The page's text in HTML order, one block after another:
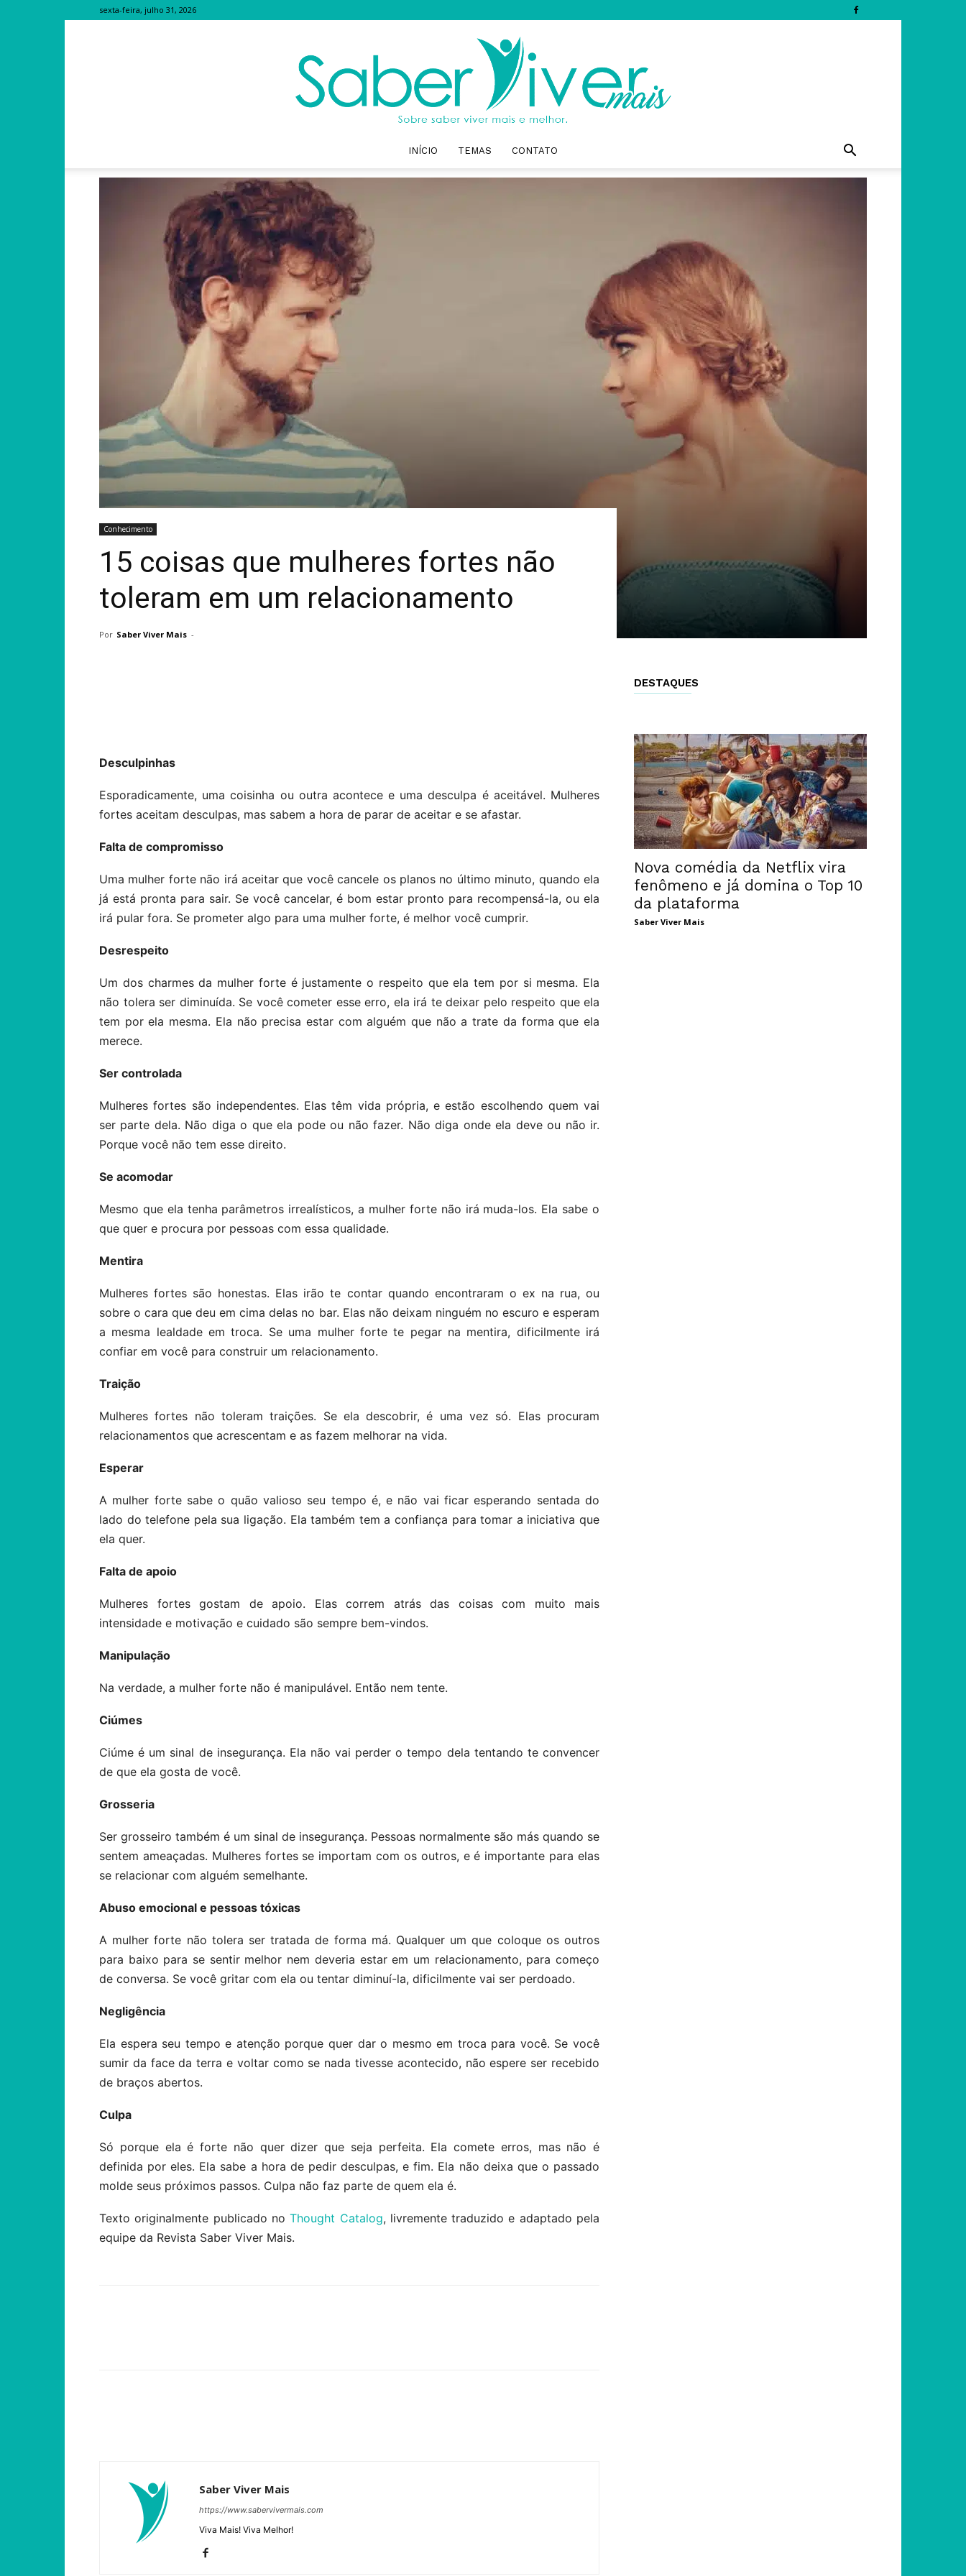
sexta-feira, julho 31, 2026
Saber
INÍCIO TEMAS CONTATO
Conhecimento
15 coisas que mulheres fortes não
toleram em um relacionamento
Por Saber Viver Mais -
Desculpinhas
Esporadicamente, uma coisinha ou outra acontece e uma desculpa é aceitável. Mulheres
fortes aceitam desculpas, mas sabem a hora de parar de aceitar e se afastar.
Falta de compromisso
Uma mulher forte não irá aceitar que você cancele os planos no último minuto, quando ela
já está pronta para sair. Se você cancelar, é bom estar pronto para recompensá-la, ou ela
irá pular fora. Se prometer algo para uma mulher forte, é melhor você cumprir.
Desrespeito
Um dos charmes da mulher forte é justamente o respeito que ela tem por si mesma. Ela
não tolera ser diminuída. Se você cometer esse erro, ela irá te deixar pelo respeito que ela
tem por ela mesma. Ela não precisa estar com alguém que não a trate da forma que ela
merece.
Ser controlada
Mulheres fortes são independentes. Elas têm vida própria, e estão escolhendo quem vai
ser parte dela. Não diga o que ela pode ou não fazer. Não diga onde ela deve ou não ir.
Porque você não tem esse direito.
Se acomodar
Mesmo que ela tenha parâmetros irrealísticos, a mulher forte não irá muda-los. Ela sabe o
que quer e procura por pessoas com essa qualidade.
Mentira
Mulheres fortes são honestas. Elas irão te contar quando encontraram o ex na rua, ou
sobre o cara que deu em cima delas no bar. Elas não deixam ninguém no escuro e esperam
a mesma lealdade em troca. Se uma mulher forte te pegar na mentira, dificilmente irá
confiar em você para construir um relacionamento.
Traição
Mulheres fortes não toleram traições. Se ela descobrir, é uma vez só. Elas procuram
relacionamentos que acrescentam e as fazem melhorar na vida.
Esperar
A mulher forte sabe o quão valioso seu tempo é, e não vai ficar esperando sentada do
lado do telefone pela sua ligação. Ela também tem a confiança para tomar a iniciativa que
ela quer.
Falta de apoio
Mulheres fortes gostam de apoio. Elas correm atrás das coisas com muito mais
intensidade e motivação e cuidado são sempre bem-vindos.
Manipulação
Na verdade, a mulher forte não é manipulável. Então nem tente.
Ciúmes
Ciúme é um sinal de insegurança. Ela não vai perder o tempo dela tentando te convencer
de que ela gosta de você.
Grosseria
Ser grosseiro também é um sinal de insegurança. Pessoas normalmente são más quando se
sentem ameaçadas. Mulheres fortes se importam com os outros, e é importante para elas
se relacionar com alguém semelhante.
Abuso emocional e pessoas tóxicas
A mulher forte não tolera ser tratada de forma má. Qualquer um que coloque os outros
para baixo para se sentir melhor nem deveria estar em um relacionamento, para começo
de conversa. Se você gritar com ela ou tentar diminuí-la, dificilmente vai ser perdoado.
Negligência
Ela espera seu tempo e atenção porque quer dar o mesmo em troca para você. Se você
sumir da face da terra e voltar como se nada tivesse acontecido, não espere ser recebido
de braços abertos.
Culpa
Só porque ela é forte não quer dizer que seja perfeita. Ela comete erros, mas não é
definida por eles. Ela sabe a hora de pedir desculpas, e fim. Ela não deixa que o passado
molde seus próximos passos. Culpa não faz parte de quem ela é.
Texto originalmente publicado noThought Catalog, livremente traduzido e adaptado pela
equipe da Revista Saber Viver Mais.
Saber Viver Mais
https://www.sabervivermais.com
Viva Mais! Viva Melhor!
DESTAQUES
Nova comédia da Netflix vira
fenômeno e já domina o Top 10
da plataforma
Saber Viver Mais